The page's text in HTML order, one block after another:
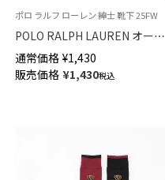
ポロ ラルフ ローレン 紳士 靴下 25FW
POLO RALPH LAUREN オーガ
ニックコットン混 ボーダー ポ
ロポニー刺しゅう スニーカー丈
ソックス メンズ 【25-27cm】
通常価格 ¥1,430
販売価格 ¥1,430税込